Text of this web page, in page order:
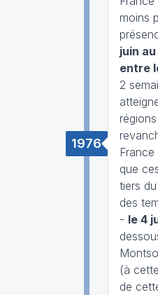
1976
moins
juin
entre
2
que
tiers
des
- le 4
(à
de